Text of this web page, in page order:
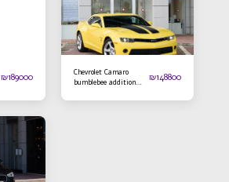
₪189000
Chevrolet Camaro
bumblebee addition
₪148800